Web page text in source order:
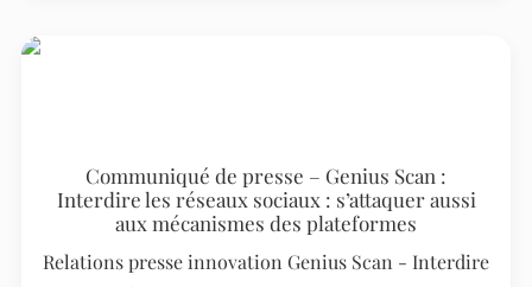
Communiqué de presse – Genius Scan :
Interdire les réseaux sociaux : s’attaquer aussi
aux mécanismes des plateformes
Relations presse innovation Genius Scan - Interdire